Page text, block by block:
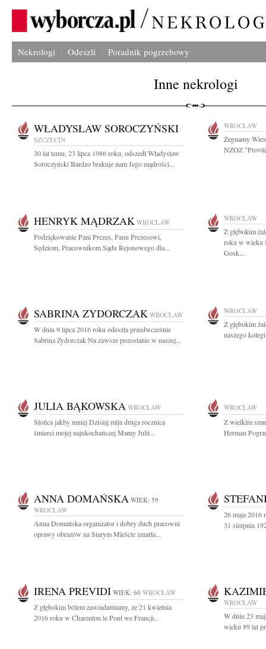
Nekrologi Odeszli Poradnik pogrzebowy
Inne nekrologi
WŁADYSŁAW SOROCZYŃSKI
SZCZECIN
30 lat temu, 23 lipca 1986 roku, odszedł Władysław
Soroczyński Bardzo brakuje nam Jego mądrości...
WROCŁAW
Żegnamy
NZOZ
HENRYK MĄDRZAK WROCŁAW
Podziękowanie Pani Prezes, Panu Prezesowi,
Sędziom, Pracownikom Sądu Rejonowego dla...
WROCŁAW
Z głębokim
roku w wieku
Gosk...
SABRINA ZYDORCZAK WROCŁAW
W dniu 9 lipca 2016 roku odeszła przedwcześnie
Sabrina Zydorczak Na zawsze pozostanie w naszej...
WROCŁAW
Z głębokim
naszego
JULIA BĄKOWSKA WROCŁAW
Słońca jakby mniej Dzisiaj mija druga rocznica
śmierci mojej najukochańszej Mamy Julii...
WROCŁAW
Z wielkim
Herman
ANNA DOMAŃSKA WIEK: 59
WROCŁAW
Anna Domańska organizator i dobry duch pracowni
oprawy obrazów na Starym Mieście zmarła...
26 maja 2016
31 sierpnia
IRENA PREVIDI WIEK: 60 WROCŁAW
Z głębokim bólem zawiadamiamy, że 21 kwietnia
2016 roku w Charenton le Pont we Francji...
WROCŁAW
W dniu 23
wieku 89 lat